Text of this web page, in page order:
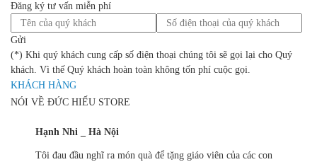
Đăng ký tư vấn miễn phí
Gửi
(*) Khi quý khách cung cấp số điện thoại chúng tôi sẽ gọi lại cho Quý
khách. Vì thế Quý khách hoàn toàn không tốn phí cuộc gọi.
KHÁCH HÀNG
NÓI VỀ ĐỨC HIẾU STORE
Hạnh Nhi _ Hà Nội
Tôi đau đầu nghĩ ra món quà để tặng giáo viên của các con